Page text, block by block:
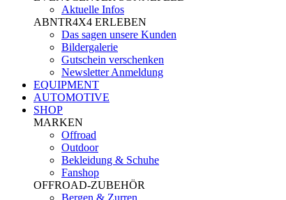
Aktuelle Infos
ABNTR4X4 ERLEBEN
Das sagen unsere Kunden
Bildergalerie
Gutschein verschenken
Newsletter Anmeldung
EQUIPMENT
AUTOMOTIVE
SHOP
MARKEN
Offroad
Outdoor
Bekleidung & Schuhe
Fanshop
OFFROAD-ZUBEHÖR
Bergen & Zurren